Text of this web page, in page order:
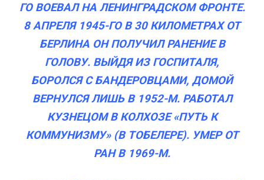
ГО ВОЕВАЛНА ЛЕНИНГРАДСКОМ ФРОНТЕ.
8 АПРЕЛЯ 1945-ГО В 30 КИЛОМЕТРАХ ОТ
БЕРЛИНА ОН ПОЛУЧИЛ РАНЕНИЕ В
ГОЛОВУ. ВЫЙДЯ ИЗ ГОСПИТАЛЯ,
БОРОЛСЯ С БАНДЕРОВЦАМИ, ДОМОЙ
ВЕРНУЛСЯ ЛИШЬ В 1952-М. РАБОТАЛ
КУЗНЕЦОМ В КОЛХОЗЕ «ПУТЬ К
КОММУНИЗМУ» (В ТОБЕЛЕРЕ). УМЕР ОТ
РАН В 1969-М.